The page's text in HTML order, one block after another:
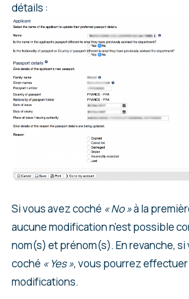
détails :
Si vous avez coché « No »à la
aucune modification n’est possible
nom(s) et prénom(s). En revanche, si
coché « Yes », vous pourrez
modifications.